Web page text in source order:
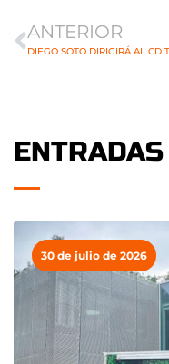
ANTERIOR
30 de julio de 2026